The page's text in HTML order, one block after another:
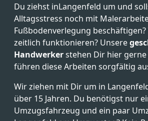
Du ziehst inLangenfeld um und
Alltagsstress noch mit
Fußbodenverlegung beschäftigen?
zeitlich funktionieren? Unsere
Handwerkerstehen Dir hier
führen diese Arbeiten sorgfältig
Wir ziehen mit Dir um in
über 15 Jahren. Du benötigst nur
Umzugsfahrzeug und ein paar